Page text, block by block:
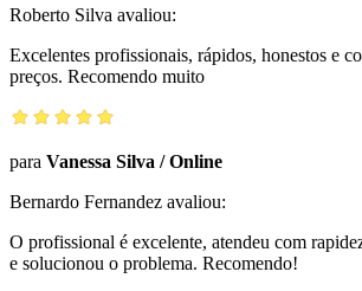
Roberto Silva avaliou:
Excelentes profissionais, rápidos, honestos e
preços. Recomendo muito
para Vanessa Silva /Online
Bernardo Fernandez avaliou:
O profissional é excelente, atendeu com
e solucionou o problema. Recomendo!